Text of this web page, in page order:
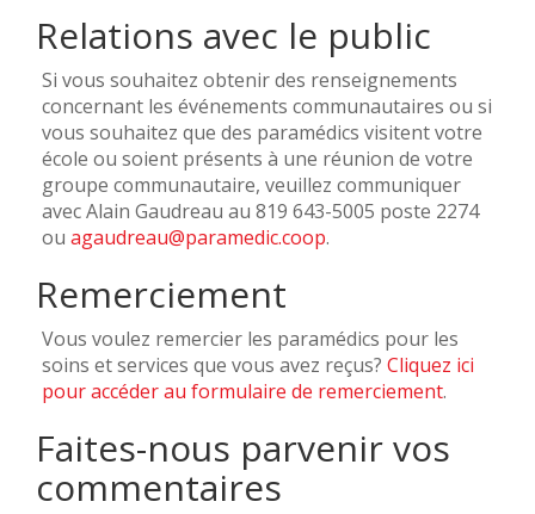
Relations avec le public
Si vous souhaitez obtenir des renseignements
concernant les événements communautaires ou si
vous souhaitez que des paramédics visitent votre
école ou soient présents à une réunion de votre
groupe communautaire, veuillez communiquer
avec Alain Gaudreau au 819 643-5005 poste 2274
ou agaudreau@paramedic.coop.
Remerciement
Vous voulez remercier les paramédics pour les
soins et services que vous avez reçus? Cliquez ici
pour accéder au formulaire de remerciement.
Faites-nous parvenir vos
commentaires